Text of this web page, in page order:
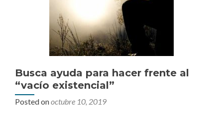
Busca ayuda para hacer frente al
“vacío existencial”
Posted onoctubre 10, 2019